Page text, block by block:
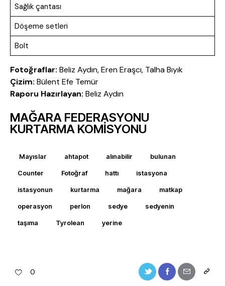
Sağlık çantası
Döşeme setleri
Bolt
Fotoğraflar: Beliz Aydın, Eren Eraşcı, Talha Bıyık
Çizim: Bülent Efe Temür
Raporu Hazırlayan: Beliz Aydın
MAĞARA FEDERASYONU
KURTARMA KOMİSYONU
Mayıslar ahtapot alınabilir bulunan
Counter Fotoğraf hattı istasyona
istasyonun kurtarma mağara matkap
operasyon perlon sedye sedyenin
taşıma Tyrolean yerine
0